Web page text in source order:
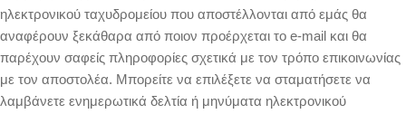
ηλεκτρονικού ταχυδρομείου που αποστέλλονται από εμάς θα
αναφέρουν ξεκάθαρα από ποιον προέρχεται το e-mail και θα
παρέχουν σαφείς πληροφορίες σχετικά με τον τρόπο επικοινωνίας
με τον αποστολέα. Μπορείτε να επιλέξετε να σταματήσετε να
λαμβάνετε ενημερωτικά δελτία ή μηνύματα ηλεκτρονικού